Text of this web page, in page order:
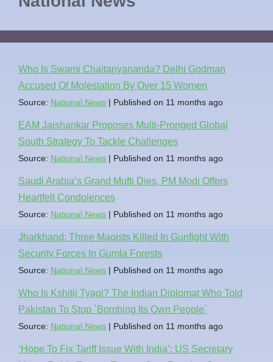
Who Is Swami Chaitanyananda? Delhi Godman
Accused Of Molestation By Over 15 Women
Source: National News Published on 11 months ago
EAM Jaishankar Proposes Multi-Pronged Global
South Strategy To Tackle Challenges
Source: National News Published on 11 months ago
Saudi Arabia’s Grand Mufti Dies, PM Modi Offers
Heartfelt Condolences
Source: National News Published on 11 months ago
Jharkhand: Three Maoists Killed In Gunfight With
Security Forces In Gumla Forests
Source: National News Published on 11 months ago
Who Is Kshitij Tyagi? The Indian Diplomat Who Told
Pakistan To Stop `Bombing Its Own People`
Source: National News Published on 11 months ago
‘Hope To Fix Tariff Issue With India’: US Secretary